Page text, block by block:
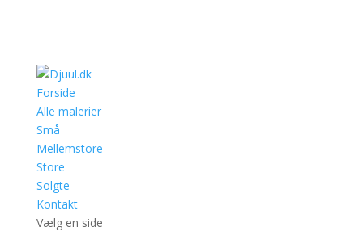
Forside
Alle malerier
Små
Mellemstore
Store
Solgte
Kontakt
Vælg en side